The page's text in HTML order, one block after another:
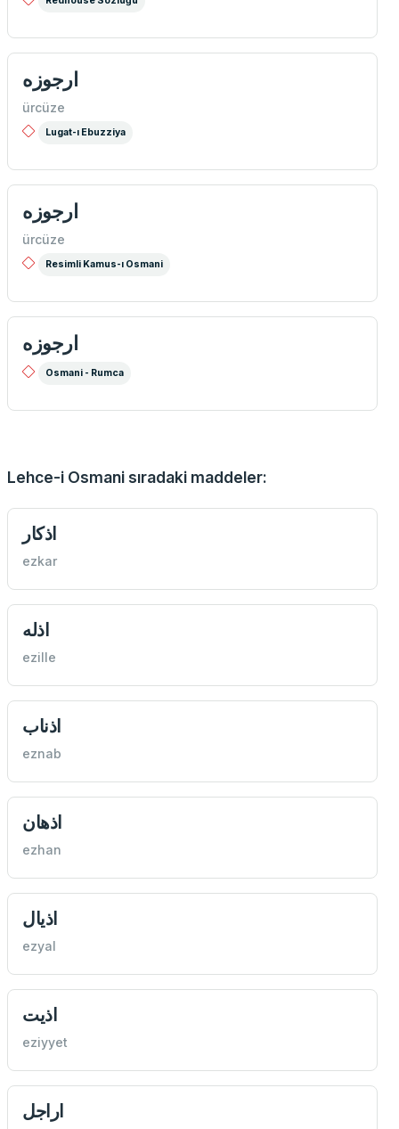
ارجوزه
ürcüze
Lugat-ı Ebuzziya
ارجوزه
ürcüze
Resimli Kamus-ı Osmani
ارجوزه
Osmani - Rumca
Lehce-i Osmani sıradaki maddeler:
اذكار
ezkar
اذله
ezille
اذناب
eznab
اذهان
ezhan
اذيال
ezyal
اذيت
eziyyet
اراجل